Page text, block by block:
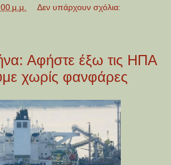
μ.μ. Δεν υπάρχουν σχόλια:
Αφήστε έξω τις ΗΠΑ
χωρίς φανφάρες